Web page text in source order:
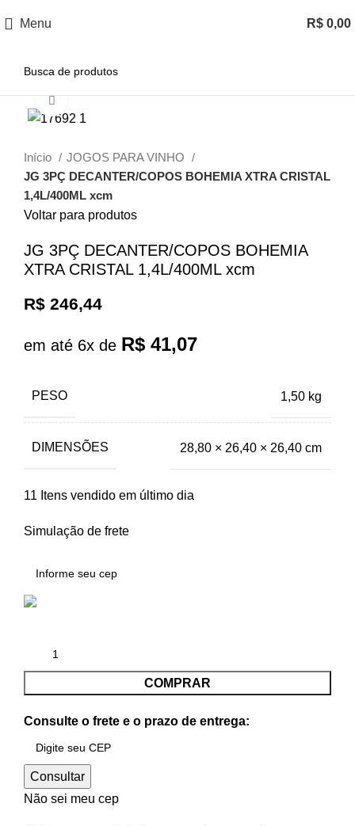
Menu R$ 0,00
Início
JOGOS PARA VINHO
JG 3PÇ DECANTER/COPOS BOHEMIA XTRA CRISTAL
1,4L/400ML xcm
Voltar para produtos
JG 3PÇ DECANTER/COPOS BOHEMIA
XTRA CRISTAL 1,4L/400ML xcm
R$ 246,44
em até 6x de R$ 41,07
PESO 1,50 kg
DIMENSÕES 28,80 × 26,40 × 26,40 cm
11 Itens vendido em último dia
Simulação de frete
COMPRAR
Consulte o frete e o prazo de entrega:
Consultar
Não sei meu cep